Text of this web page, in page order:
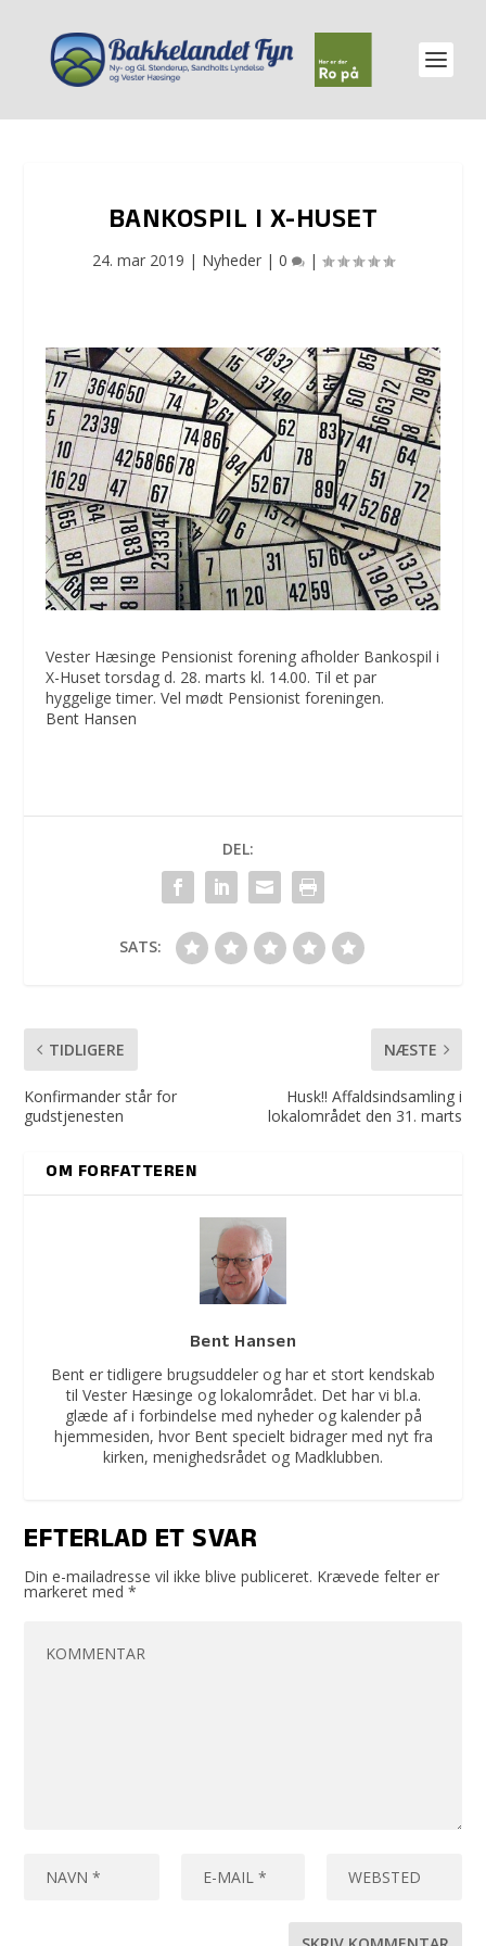
BANKOSPIL I X-HUSET
24. mar 2019 | Nyheder | 0 |
Vester Hæsinge Pensionist forening afholder Bankospil i
X-Huset torsdag d. 28. marts kl. 14.00. Til et par
hyggelige timer. Vel mødt Pensionist foreningen.
Bent Hansen
DEL:
SATS:
TIDLIGERE
Konfirmander står for
gudstjenesten
NÆSTE
Husk!! Affaldsindsamling i
lokalområdet den 31. marts
OM FORFATTEREN
Bent Hansen
Bent er tidligere brugsuddeler og har et stort kendskab
til Vester Hæsinge og lokalområdet. Det har vi bl.a.
glæde af i forbindelse med nyheder og kalender på
hjemmesiden, hvor Bent specielt bidrager med nyt fra
kirken, menighedsrådet og Madklubben.
EFTERLAD ET SVAR
Din e-mailadresse vil ikke blive publiceret. Krævede felter er
markeret med*